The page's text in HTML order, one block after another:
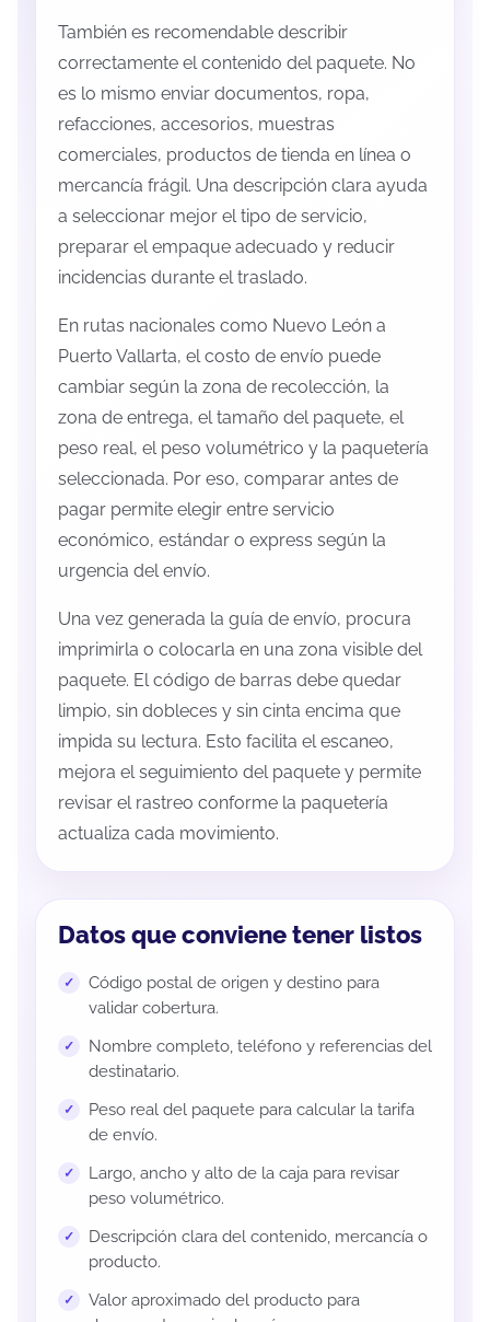
También es recomendable describir
correctamente el contenido del paquete. No
es lo mismo enviar documentos, ropa,
refacciones, accesorios, muestras
comerciales, productos de tienda en línea o
mercancía frágil. Una descripción clara ayuda
a seleccionar mejor el tipo de servicio,
preparar el empaque adecuado y reducir
incidencias durante el traslado.
En rutas nacionales como Nuevo León a
Puerto Vallarta, el costo de envío puede
cambiar según la zona de recolección, la
zona de entrega, el tamaño del paquete, el
peso real, el peso volumétrico y la paquetería
seleccionada. Por eso, comparar antes de
pagar permite elegir entre servicio
económico, estándar o express según la
urgencia del envío.
Una vez generada la guía de envío, procura
imprimirla o colocarla en una zona visible del
paquete. El código de barras debe quedar
limpio, sin dobleces y sin cinta encima que
impida su lectura. Esto facilita el escaneo,
mejora el seguimiento del paquete y permite
revisar el rastreo conforme la paquetería
actualiza cada movimiento.
Datos que conviene tener listos
Código postal de origen y destino para
validar cobertura.
Nombre completo, teléfono y referencias del
destinatario.
Peso real del paquete para calcular la tarifa
de envío.
Largo, ancho y alto de la caja para revisar
peso volumétrico.
Descripción clara del contenido, mercancía o
producto.
Valor aproximado del producto para